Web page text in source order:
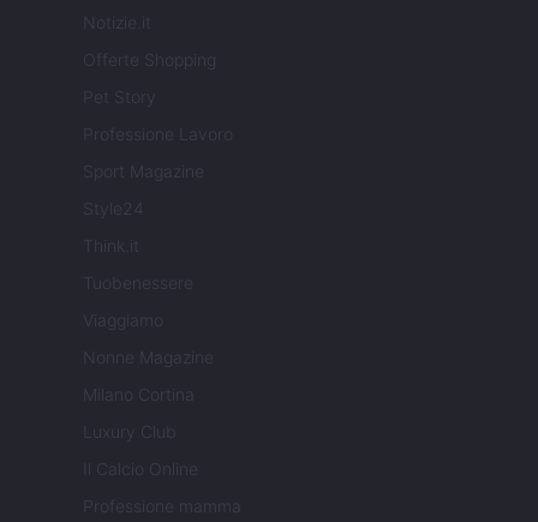
Notizie.it
Offerte Shopping
Pet Story
Professione Lavoro
Sport Magazine
Style24
Think.it
Tuobenessere
Viaggiamo
Nonne Magazine
Milano Cortina
Luxury Club
Il Calcio Online
Professione mamma